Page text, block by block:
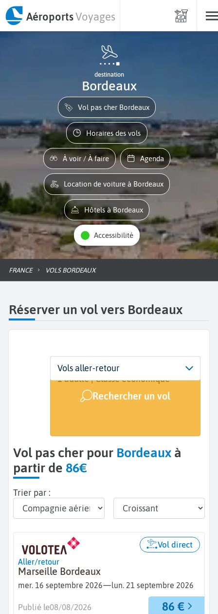
AéroportsVoyages
destination
Bordeaux
Vol pas cher Bordeaux
Horaires des vols
À voir / À faire Agenda
Location de voiture à Bordeaux
Hôtels à Bordeaux
Accessibilité
FRANCE VOLS BORDEAUX
Réserver un vol vers Bordeaux
Départ
De...
Dates
Dates de votre voyage
Voyageurs | Classe
1 adulte | Classe économique
Rechercher un vol
Vols aller-retour
Vol pas cher pour Bordeaux à
partir de 86€
Trier par :
Aller/retour
Marseille Bordeaux
mer. 16 septembre 2026—lun. 21 septembre 2026
Vol direct
86 €
Publié le08/08/2026